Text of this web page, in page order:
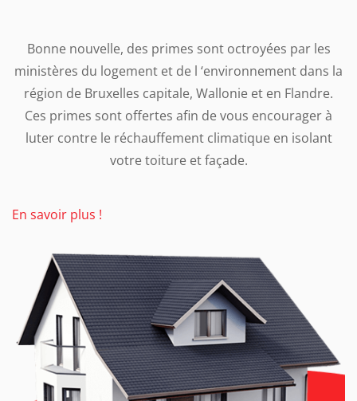
Bonne nouvelle, des primes sont octroyées par les
ministères du logement et de l ‘environnement dans la
région de Bruxelles capitale, Wallonie et en Flandre.
Ces primes sont offertes afin de vous encourager à
luter contre le réchauffement climatique en isolant
votre toiture et façade.
En savoir plus !